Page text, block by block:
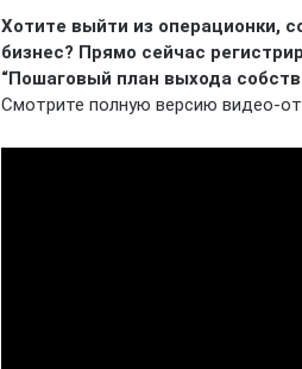
Хотите выйти из операционки,
бизнес? Прямо сейчас
“Пошаговый план выхода
Смотрите полную версию видео-